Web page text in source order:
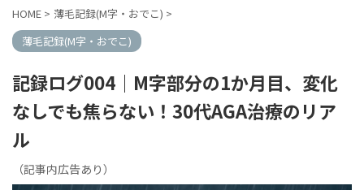
HOME > 薄毛記録(M字・おでこ) >
薄毛記録(M字・おでこ)
記録ログ004｜M字部分の1か月目、変化
なしでも焦らない！30代AGA治療のリア
ル
（記事内広告あり）